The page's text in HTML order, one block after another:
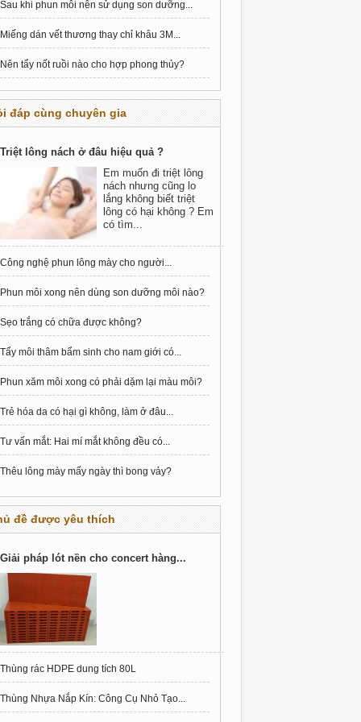
Sau khi phun môi nên sử dụng son dưỡng...
Miếng dán vết thương thay chỉ khâu 3M...
Nên tẩy nốt ruồi nào cho hợp phong thủy?
đáp cùng chuyên gia
Triệt lông nách ở đâu hiệu quả ?
Em muốn đi triệt lông
nách nhưng cũng lo
lắng không biết triệt
lông có hại không ? Em
có tìm...
Công nghệ phun lông mày cho người...
Phun môi xong nên dùng son dưỡng môi nào?
Sẹo trắng có chữa được không?
Tẩy môi thâm bẩm sinh cho nam giới có...
Phun xăm môi xong có phải dặm lại màu môi?
Trẻ hóa da có hại gì không, làm ở đâu...
Tư vấn mắt: Hai mí mắt không đều có...
Thêu lông mày mấy ngày thì bong vảy?
đề được yêu thích
Giải pháp lót nền cho concert hàng...
Thùng rác HDPE dung tích 80L
Thùng Nhựa Nắp Kín: Công Cụ Nhỏ Tạo...